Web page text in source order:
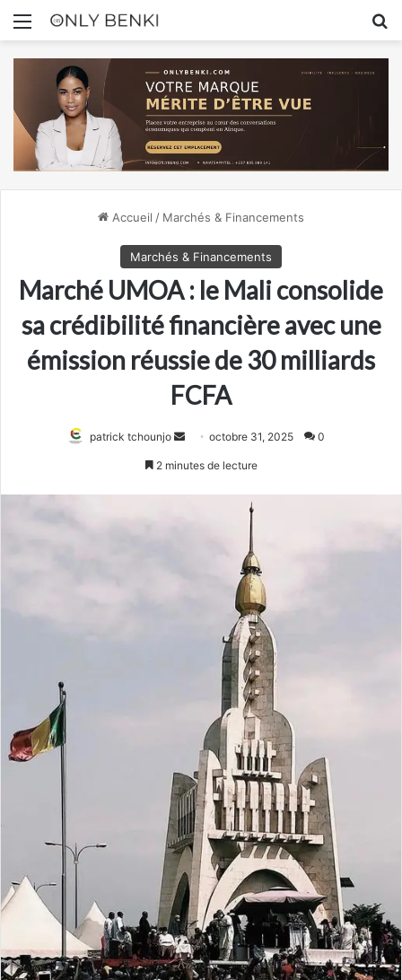
Menu
Accueil / Marchés & Financements
Marchés & Financements
Marché UMOA : le Mali consolide
sa crédibilité financière avec une
émission réussie de 30 milliards
FCFA
patrick tchounjo
Envoyeroctobre 31, 2025 0
2 minutes de lecture